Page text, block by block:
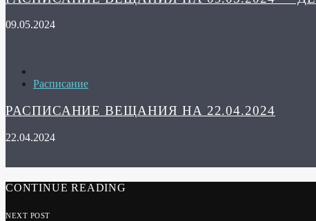
09.05.2024
Расписание
РАСПИСАНИЕ ВЕЩАНИЯ НА 22.04.2024
22.04.2024
CONTINUE READING
NEXT POST